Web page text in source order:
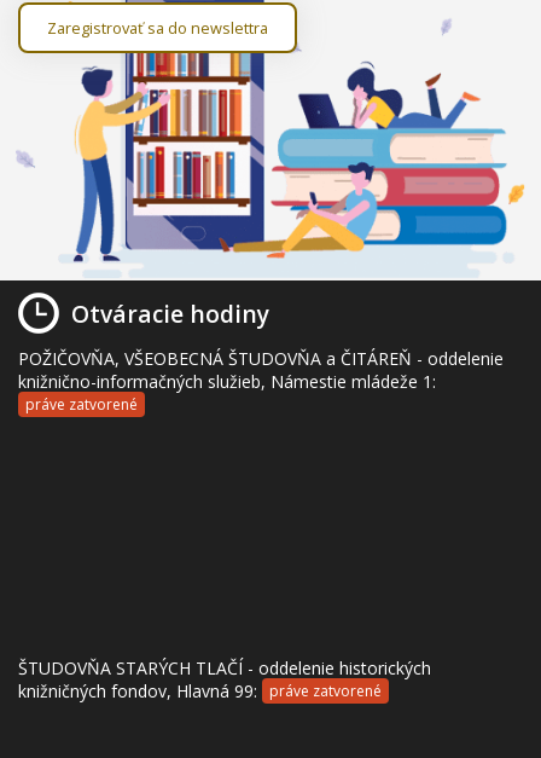
Zaregistrovať sa do newslettra
Otváracie hodiny
POŽIČOVŇA, VŠEOBECNÁ ŠTUDOVŇA a ČITÁREŇ - oddelenie
knižnično-informačných služieb, Námestie mládeže 1:
práve zatvorené
ŠTUDOVŇA STARÝCH TLAČÍ - oddelenie historických
knižničných fondov, Hlavná 99:
práve zatvorené